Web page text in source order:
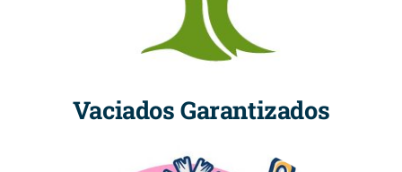
Vaciados Garantizados